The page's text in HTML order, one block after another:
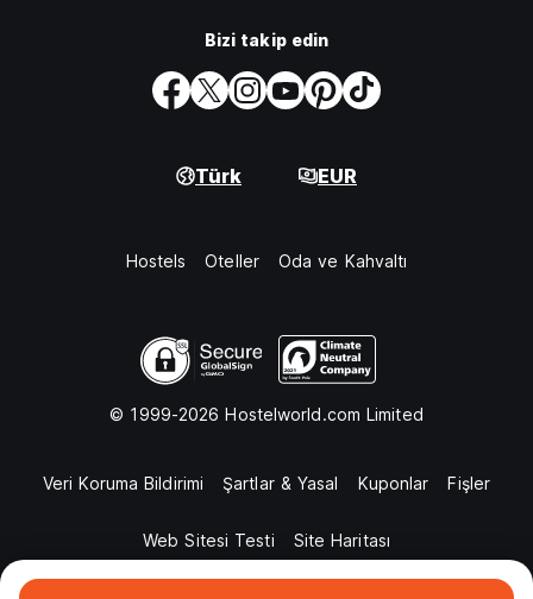
Bizi takip edin
Türk EUR
Hostels Oteller Oda ve Kahvaltı
© 1999-2026 Hostelworld.com Limited
Veri Koruma Bildirimi Şartlar & Yasal Kuponlar Fişler
Web Sitesi Testi Site Haritası